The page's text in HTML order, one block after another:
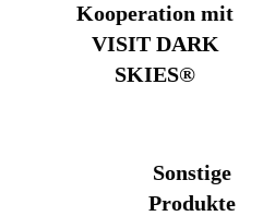
Kooperation mit
VISIT DARK
SKIES®
Sonstige
Produkte